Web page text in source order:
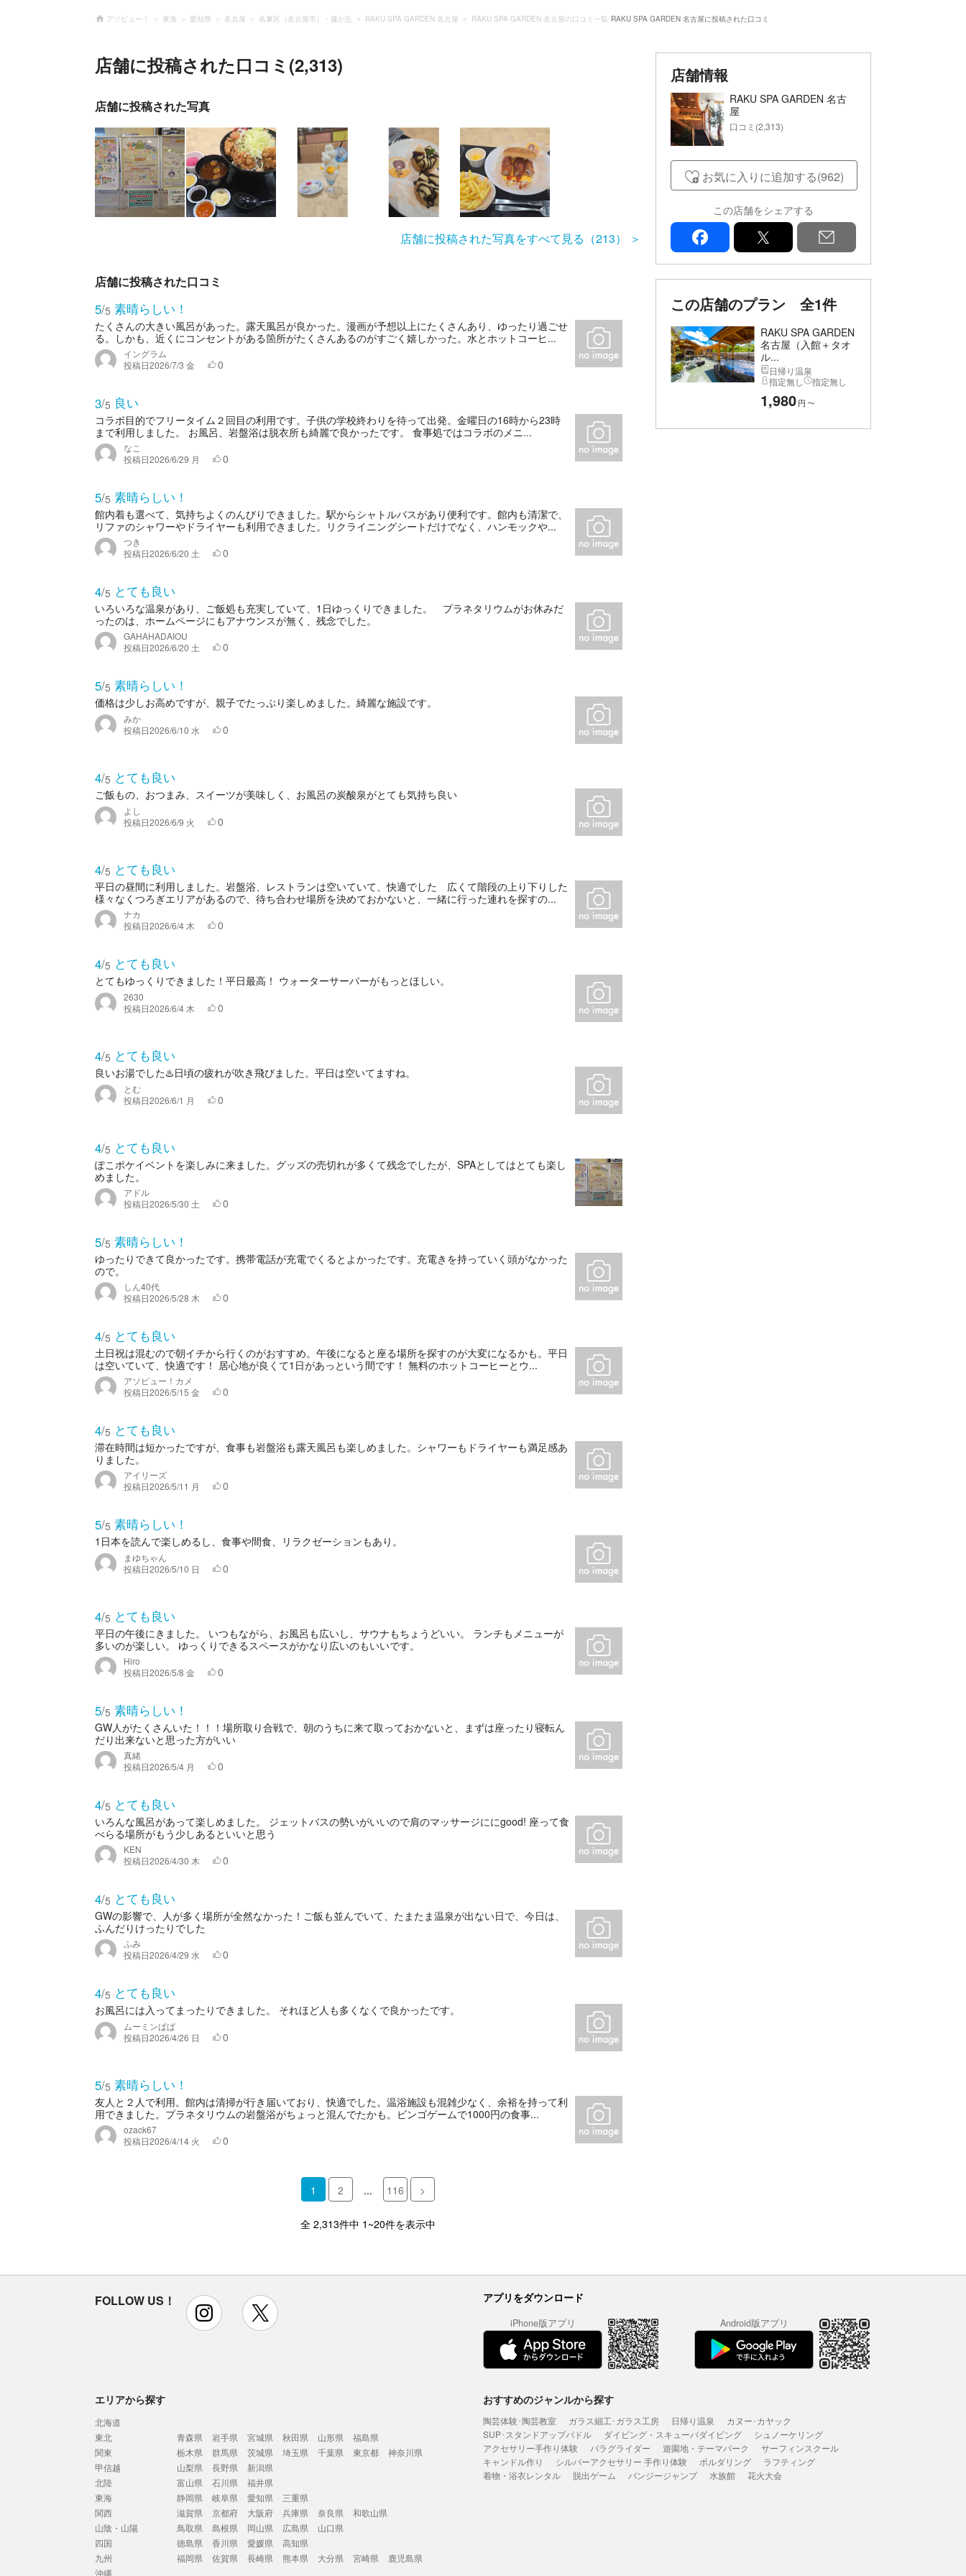
アソビュー！ 東海 愛知県 名古屋 名東区（名古屋市）・藤が丘 RAKU SPA GARDEN 名古屋 RAKU SPA GARDEN 名古屋の口コミ一覧 RAKU SPA GARDEN 名古屋に投稿された口コミ
店舗に投稿された口コミ(2,313)
店舗に投稿された写真
店舗に投稿された写真をすべて見る（213）
店舗に投稿された口コミ
5/5 素晴らしい！
たくさんの大きい風呂があった。露天風呂が良かった。漫画が予想以上にたくさんあり、ゆったり過ごせ
る。しかも、近くにコンセントがある箇所がたくさんあるのがすごく嬉しかった。水とホットコーヒ...
イングラム
投稿日2026/7/3 金 0
3/5 良い
コラボ目的でフリータイム２回目の利用です。子供の学校終わりを待って出発。金曜日の16時から23時
まで利用しました。 お風呂、岩盤浴は脱衣所も綺麗で良かったです。 食事処ではコラボのメニ...
なこ
投稿日2026/6/29 月 0
5/5 素晴らしい！
館内着も選べて、気持ちよくのんびりできました。駅からシャトルバスがあり便利です。館内も清潔で、
リファのシャワーやドライヤーも利用できました。リクライニングシートだけでなく、ハンモックや...
つき
投稿日2026/6/20 土 0
4/5 とても良い
いろいろな温泉があり、ご飯処も充実していて、1日ゆっくりできました。 プラネタリウムがお休みだ
ったのは、ホームページにもアナウンスが無く、残念でした。
GAHAHADAIOU
投稿日2026/6/20 土 0
5/5 素晴らしい！
価格は少しお高めですが、親子でたっぷり楽しめました。綺麗な施設です。
みか
投稿日2026/6/10 水 0
4/5 とても良い
ご飯もの、おつまみ、スイーツが美味しく、お風呂の炭酸泉がとても気持ち良い
よし
投稿日2026/6/9 火 0
4/5 とても良い
平日の昼間に利用しました。岩盤浴、レストランは空いていて、快適でした 広くて階段の上り下りした
様々なくつろぎエリアがあるので、待ち合わせ場所を決めておかないと、一緒に行った連れを探すの...
ナカ
投稿日2026/6/4 木 0
4/5 とても良い
とてもゆっくりできました！平日最高！ ウォーターサーバーがもっとほしい。
2630
投稿日2026/6/4 木 0
4/5 とても良い
良いお湯でした♨️日頃の疲れが吹き飛びました。平日は空いてますね。
とむ
投稿日2026/6/1 月 0
4/5 とても良い
ぽこポケイベントを楽しみに来ました。グッズの売切れが多くて残念でしたが、SPAとしてはとても楽し
めました。
アドル
投稿日2026/5/30 土 0
5/5 素晴らしい！
ゆったりできて良かったです。携帯電話が充電でくるとよかったです。充電きを持っていく頭がなかった
ので。
しん40代
投稿日2026/5/28 木 0
4/5 とても良い
土日祝は混むので朝イチから行くのがおすすめ。午後になると座る場所を探すのが大変になるかも。平日
は空いていて、快適です！ 居心地が良くて1日があっという間です！ 無料のホットコーヒーとウ...
アソビュー！カメ
投稿日2026/5/15 金 0
4/5 とても良い
滞在時間は短かったですが、食事も岩盤浴も露天風呂も楽しめました。シャワーもドライヤーも満足感あ
りました。
アイリーズ
投稿日2026/5/11 月 0
5/5 素晴らしい！
1日本を読んで楽しめるし、食事や間食、リラクゼーションもあり。
まゆちゃん
投稿日2026/5/10 日 0
4/5 とても良い
平日の午後にきました。 いつもながら、お風呂も広いし、サウナもちょうどいい。 ランチもメニューが
多いのが楽しい。 ゆっくりできるスペースがかなり広いのもいいです。
Hiro
投稿日2026/5/8 金 0
5/5 素晴らしい！
GW人がたくさんいた！！！場所取り合戦で、朝のうちに来て取っておかないと、まずは座ったり寝転ん
だり出来ないと思った方がいい
真緒
投稿日2026/5/4 月 0
4/5 とても良い
いろんな風呂があって楽しめました。 ジェットバスの勢いがいいので肩のマッサージににgood! 座って食
べらる場所がもう少しあるといいと思う
KEN
投稿日2026/4/30 木 0
4/5 とても良い
GWの影響で、人が多く場所が全然なかった！ご飯も並んでいて、たまたま温泉が出ない日で、今日は、
ふんだりけったりでした
ふみ
投稿日2026/4/29 水 0
4/5 とても良い
お風呂には入ってまったりできました。 それほど人も多くなくで良かったです。
ムーミンぱぱ
投稿日2026/4/26 日 0
5/5 素晴らしい！
友人と２人で利用。館内は清掃が行き届いており、快適でした。温浴施設も混雑少なく、余裕を持って利
用できました。プラネタリウムの岩盤浴がちょっと混んでたかも。ビンゴゲームで1000円の食事...
ozack67
投稿日2026/4/14 火 0
1 2 ... 116 >
全 2,313件中 1~20件を表示中
店舗情報
RAKU SPA GARDEN 名古
屋
口コミ(2,313)
お気に入りに追加する(962)
この店舗をシェアする
facebook
この店舗のプラン 全1件
RAKU SPA GARDEN
名古屋（入館＋タオ
ル...
日帰り温泉
指定無し
指定無し
1,980円 〜
FOLLOW US！ instagram アプリをダウンロード
iPhone版アプリ Android版アプリ
エリアから探す
北海道
東北
青森県 岩手県 宮城県 秋田県 山形県
福島県
関東
栃木県 群馬県 茨城県 埼玉県 千葉県 東京都
神奈川県
甲信越
山梨県 長野県
新潟県
北陸
富山県 石川県
福井県
東海
静岡県 岐阜県 愛知県
三重県
関西
滋賀県 京都府 大阪府 兵庫県 奈良県
和歌山県
山陰・山陽
鳥取県 島根県 岡山県 広島県
山口県
四国
徳島県 香川県 愛媛県
高知県
九州
福岡県 佐賀県 長崎県 熊本県 大分県 宮崎県
鹿児島県
沖縄
おすすめのジャンルから探す
陶芸体験･陶芸教室 ガラス細工･ガラス工房 日帰り温泉
カヌー･カヤック
SUP･スタンドアップパドル
ダイビング・スキューバダイビング
シュノーケリング
アクセサリー手作り体験
パラグライダー 遊園地・テーマパーク
サーフィンスクール
キャンドル作り
シルバーアクセサリー 手作り体験 ボルダリング
ラフティング
着物・浴衣レンタル
脱出ゲーム バンジージャンプ 水族館 花火大会